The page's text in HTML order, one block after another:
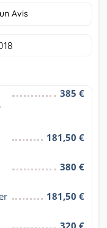
Avis
385 €
181,50 €
380 €
181,50 €